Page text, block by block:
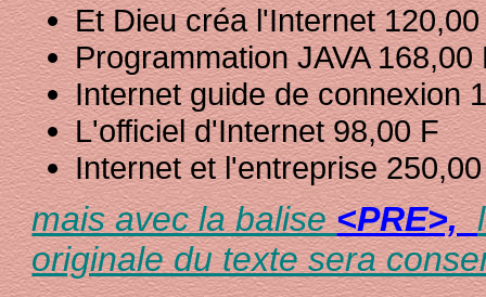
Et Dieu créa l'Internet
Programmation JAVA 168,00
Internet guide de connexion
L'officiel d'Internet 98,00 F
Internet et l'entreprise
mais avec la balise<PRE>,
originale du texte sera